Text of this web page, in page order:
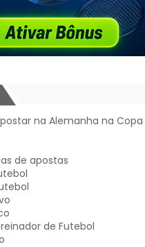
na Alemanha na Copa
de apostas
de Futebol